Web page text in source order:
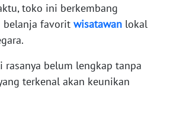
toko ini berkembang
belanja favorit wisatawan lokal
rasanya belum lengkap tanpa
terkenal akan keunikan